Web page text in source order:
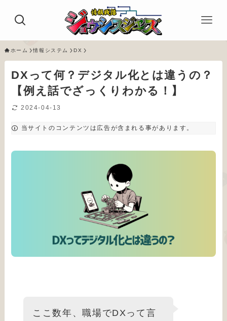
ホーム 情報システム DX
DXって何？デジタル化とは違うの？
【例え話でざっくりわかる！】
2024-04-13
当サイトのコンテンツは広告が含まれる事があります。
ここ数年、職場でDXって言